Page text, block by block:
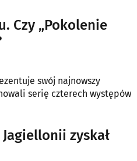
Czy „Pokolenie
swój najnowszy
serię czterech występów
zyskał